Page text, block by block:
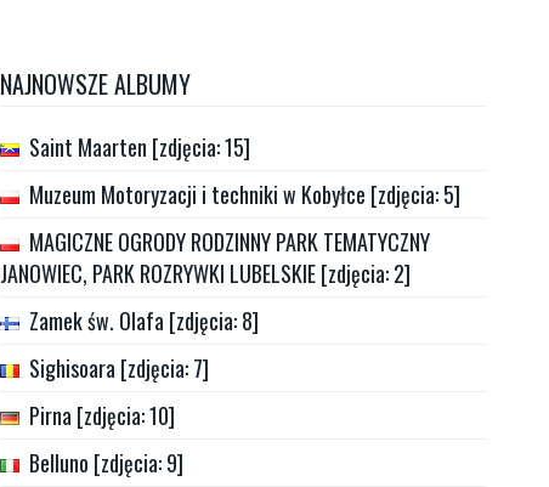
NAJNOWSZE ALBUMY
Saint Maarten [zdjęcia: 15]
Muzeum Motoryzacji i techniki w Kobyłce [zdjęcia: 5]
MAGICZNE OGRODY RODZINNY PARK TEMATYCZNY
JANOWIEC, PARK ROZRYWKI LUBELSKIE [zdjęcia: 2]
Zamek św. Olafa [zdjęcia: 8]
Sighisoara [zdjęcia: 7]
Pirna [zdjęcia: 10]
Belluno [zdjęcia: 9]